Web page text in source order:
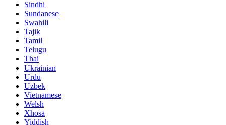
Sindhi
Sundanese
Swahili
Tajik
Tamil
Telugu
Thai
Ukrainian
Urdu
Uzbek
Vietnamese
Welsh
Xhosa
Yiddish